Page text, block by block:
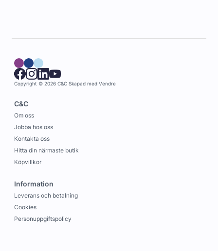
Copyright © 2026 C&C Skapad med Vendre
C&C
Om oss
Jobba hos oss
Kontakta oss
Hitta din närmaste butik
Köpvillkor
Information
Leverans och betalning
Cookies
Personuppgiftspolicy